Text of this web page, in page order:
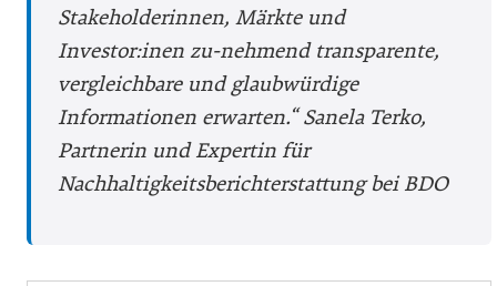
Stakeholderinnen, Märkte und
Investor:inen zu-nehmend transparente,
vergleichbare und glaubwürdige
Informationen erwarten.“Sanela Terko,
Partnerin und Expertin für
Nachhaltigkeitsberichterstattung bei BDO